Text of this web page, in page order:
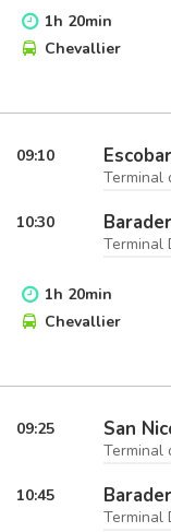
1h 20min
Chevallier
09:10
Terminal
10:30
Terminal
1h 20min
Chevallier
09:25 San
Terminal
10:45
Terminal